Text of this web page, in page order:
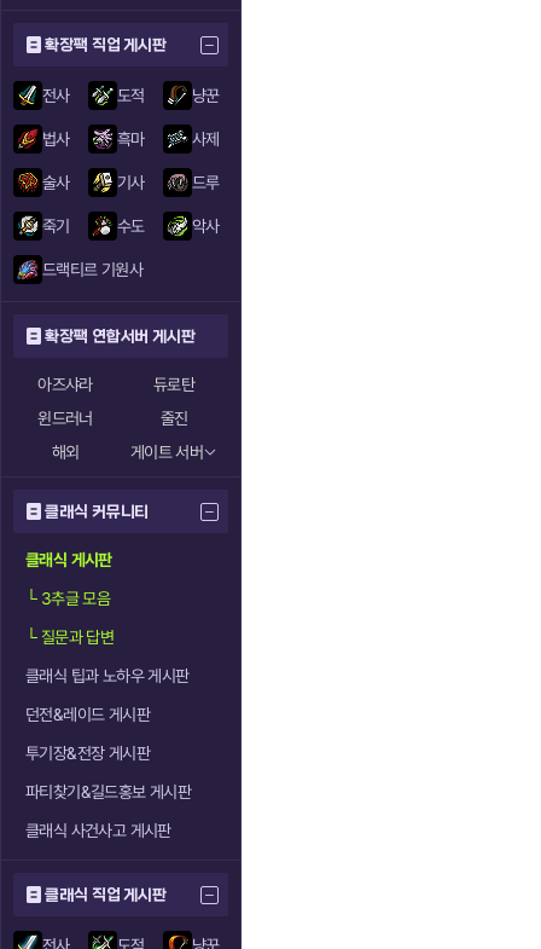
확장팩 직업 게시판
전사 도적 냥꾼
법사 흑마 사제
술사 기사 드루
죽기 수도 악사
드랙티르 기원사
확장팩 연합서버 게시판
아즈샤라
듀로탄
윈드러너
줄진
해외
게이트 서버
클래식 커뮤니티
클래식 게시판
└3추글 모음
└질문과 답변
클래식 팁과 노하우 게시판
던전&레이드 게시판
투기장&전장 게시판
파티찾기&길드홍보 게시판
클래식 사건사고 게시판
클래식 직업 게시판